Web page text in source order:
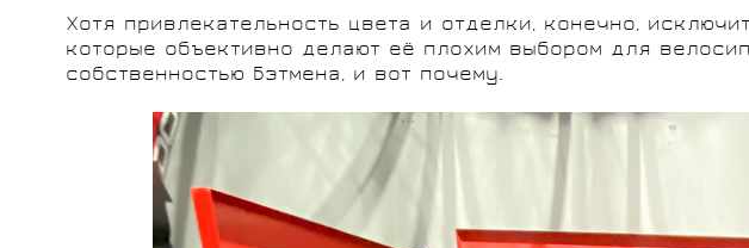
Хотя привлекательность цвета и отделки, конечно,
которые объективно делают её плохим выбором для
собственностью Бэтмена, и вот почему.